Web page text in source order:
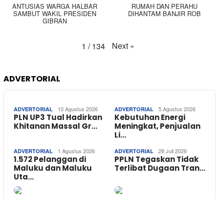
ANTUSIAS WARGA HALBAR
SAMBUT WAKIL PRESIDEN
GIBRAN
RUMAH DAN PERAHU
DIHANTAM BANJIR ROB
1 / 134 Next »
ADVERTORIAL
ADVERTORIAL 10 Agustus 2026
PLN UP3 Tual Hadirkan
Khitanan Massal Gr…
ADVERTORIAL 5 Agustus 2026
Kebutuhan Energi
Meningkat, Penjualan
Li…
ADVERTORIAL 1 Agustus 2026
1.572 Pelanggan di
Maluku dan Maluku
Uta…
ADVERTORIAL 28 Juli 2026
PPLN Tegaskan Tidak
Terlibat Dugaan Tran…